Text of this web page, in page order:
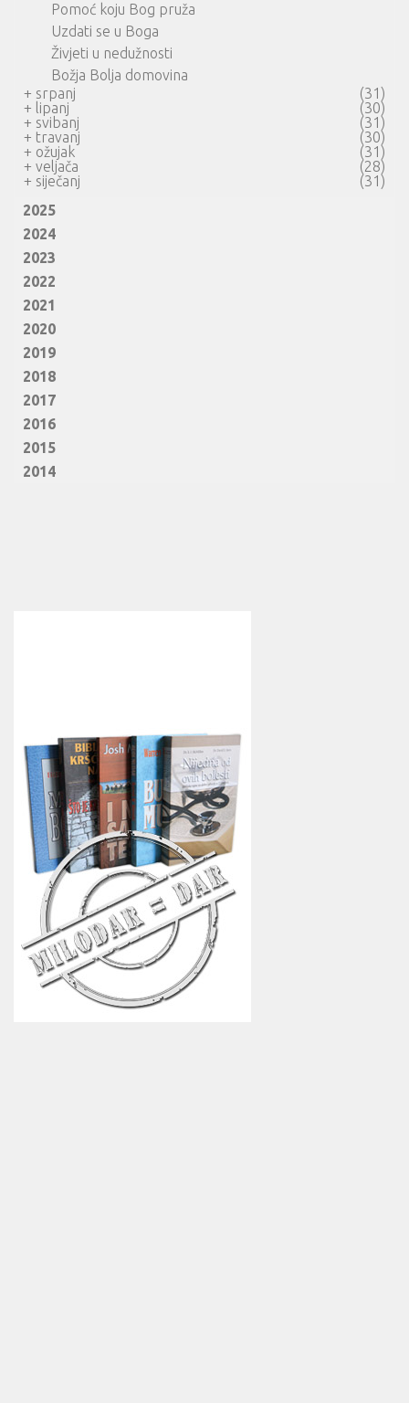
Pomoć koju Bog pruža
Uzdati se u Boga
Živjeti u nedužnosti
Božja Bolja domovina
+ srpanj
(31)
+ lipanj
(30)
+ svibanj
(31)
+ travanj
(30)
+ ožujak
(31)
+ veljača
(28)
+ siječanj
(31)
2025
2024
2023
2022
2021
2020
2019
2018
2017
2016
2015
2014